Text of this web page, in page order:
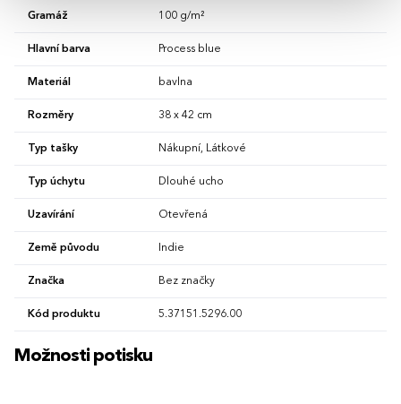
Gramáž 100 g/m²
Hlavní barva Process blue
Materiál bavlna
Rozměry 38 x 42 cm
Typ tašky Nákupní, Látkové
Typ úchytu Dlouhé ucho
Uzavírání Otevřená
Země původu Indie
Značka Bez značky
Kód produktu 5.37151.5296.00
Možnosti potisku